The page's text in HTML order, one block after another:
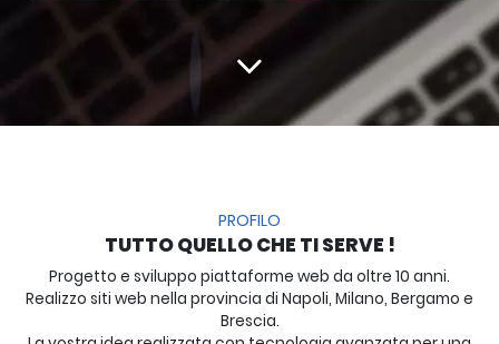
PROFILO
TUTTO QUELLO CHE TI SERVE !
Progetto e sviluppo piattaforme web da oltre 10 anni.
Realizzo siti web nella provincia di Napoli, Milano, Bergamo e
Brescia.